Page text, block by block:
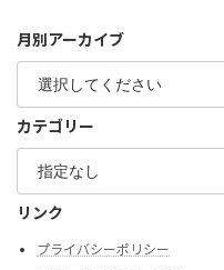
月別アーカイブ
カテゴリー
リンク
プライバシーポリシー